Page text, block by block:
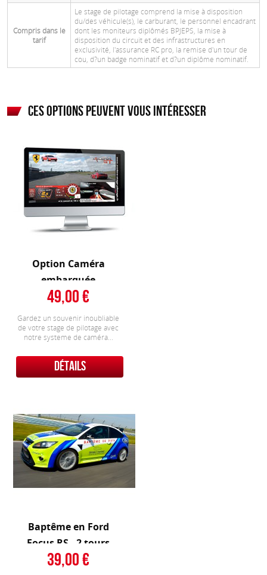
Compris dans le
tarif
Le stage de pilotage comprend la mise à disposition
du/des véhicule(s), le carburant, le personnel encadrant
dont les moniteurs diplômés BPJEPS, la mise à
disposition du circuit et des infrastructures en
exclusivité, l'assurance RC pro, la remise d'un tour de
cou, d?un badge nominatif et d?un diplôme nominatif.
Ces options peuvent vous intéresser
Option Caméra
embarquée
49,00
Gardez un souvenir inoubliable
de votre stage de pilotage avec
notre systeme de caméra...
DÉTAILS
Baptême en Ford
Focus RS - 2 tours
39,00